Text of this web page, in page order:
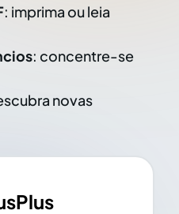
: imprima ou leia
: concentre-se
novas